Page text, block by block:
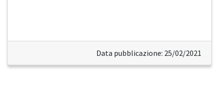
Data pubblicazione: 25/02/2021